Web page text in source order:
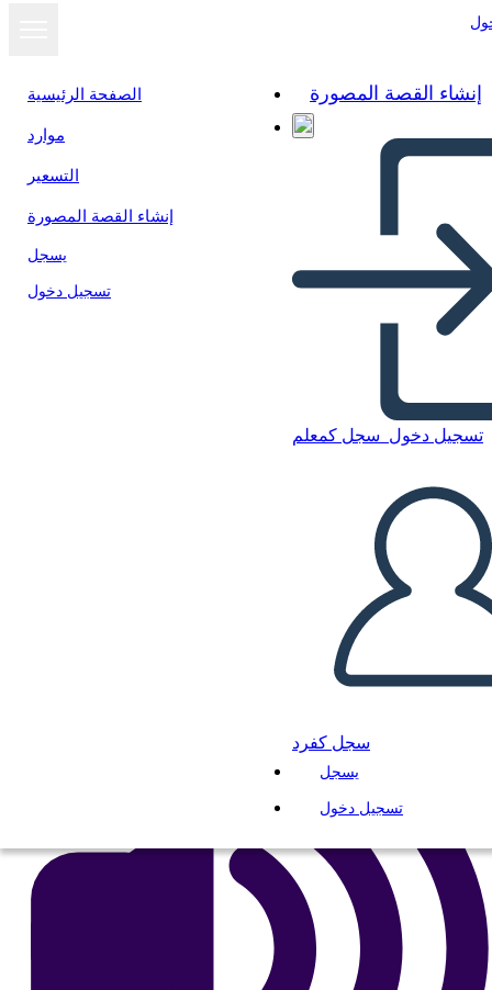
الصفحة الرئيسية
موارد
التسعير
إنشاء القصة المصورة
يسجل
تسجيل دخول
إنشاء القصة المصورة
تسجيل دخول سجل كمعلم
سجل كفرد
يسجل
تسجيل دخول
Informazioni sul Case Study